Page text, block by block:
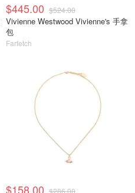
$445.00 $524.00
Vivienne Westwood Vivienne's 手拿
包
Farfetch
$158.00 $286.00